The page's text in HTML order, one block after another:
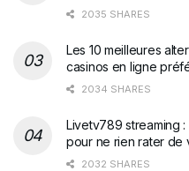
2035 SHARES
Les 10 meilleures
casinos en ligne
2034 SHARES
Livetv789 streaming
pour ne rien rater de
2032 SHARES